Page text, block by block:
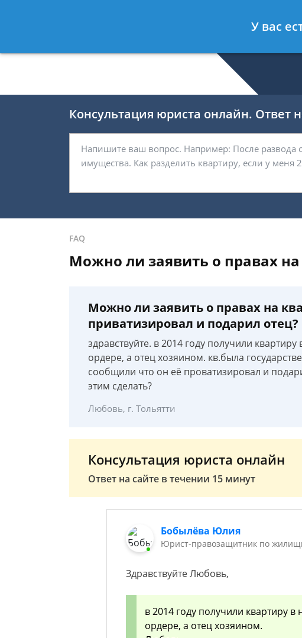
- Специалист по
Консультация юриста онлайн. Ответ
FAQ
Можно ли заявить о правах
Можно ли заявить о правах на
приватизировал и подарил отец?
здравствуйте. в 2014 году получили
ордере, а отец хозяином. кв.была
сообщили что он её проватизировал и
этим сделать?
Любовь, г. Тольятти
Консультация юриста онлайн
Ответ на сайте в течении 15 минут
Бобылёва Юлия
Юрист-правозащитник по
Здравствуйте Любовь,
в 2014 году получили квартиру
ордере, а отец хозяином.
У вас